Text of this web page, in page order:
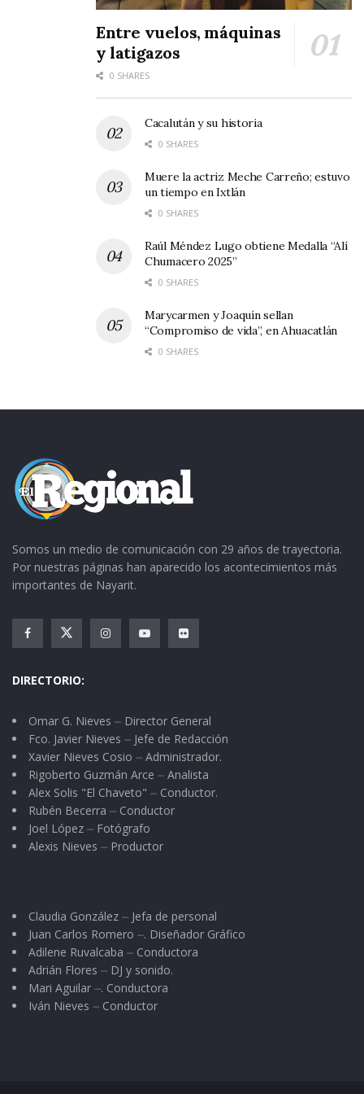
Si al hablar juzgas a otros semejantes… ¡Mejor
Calumnias, mentiras, chismes. Si eso es lo que
Entre vuelos, máquinas
y latigazos
0 SHARES
Cacalután y su historia
0 SHARES
Muere la actriz Meche Carreño; estuvo
un tiempo en Ixtlán
0 SHARES
Raúl Méndez Lugo obtiene Medalla “Alí
Chumacero 2025”
0 SHARES
Marycarmen y Joaquín sellan
“Compromiso de vida”, en Ahuacatlán
0 SHARES
Somos un medio de comunicación con 29 años de trayectoria.
Por nuestras páginas han aparecido los acontecimientos más
importantes de Nayarit.
DIRECTORIO:
Omar G. Nieves ⏤ Director General
Fco. Javier Nieves ⏤ Jefe de Redacción
Xavier Nieves Cosio ⏤ Administrador.
Rigoberto Guzmán Arce ⏤ Analista
Alex Solis "El Chaveto" ⏤ Conductor.
Rubén Becerra ⏤ Conductor
Joel López ⏤ Fotógrafo
Alexis Nieves ⏤ Productor
Claudia González ⏤ Jefa de personal
Juan Carlos Romero ⏤. Diseñador Gráfico
Adilene Ruvalcaba ⏤ Conductora
Adrián Flores ⏤ DJ y sonido.
Mari Aguilar ⏤. Conductora
Iván Nieves ⏤ Conductor